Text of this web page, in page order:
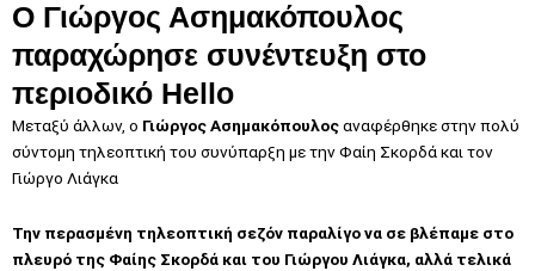
Ο Γιώργος Ασημακόπουλος
παραχώρησε συνέντευξη στο
περιοδικό Hello
Μεταξύ άλλων, ο Γιώργος Ασημακόπουλοςαναφέρθηκε στην πολύ
σύντομη τηλεοπτική του συνύπαρξη με την Φαίη Σκορδά και τον
Γιώργο Λιάγκα
Την περασμένη τηλεοπτική σεζόν παραλίγο να σε βλέπαμε στο
πλευρό της Φαίης Σκορδά και του Γιώργου Λιάγκα, αλλά τελικά